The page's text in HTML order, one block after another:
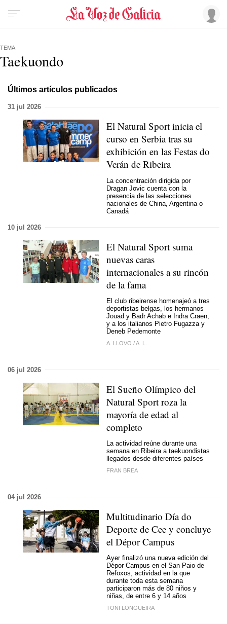
TEMA
Taekuondo
Últimos artículos publicados
31 jul 2026
El Natural Sport inicia el
curso en Serbia tras su
exhibición en las Festas do
Verán de Ribeira
La concentración dirigida por
Dragan Jovic cuenta con la
presencia de las selecciones
nacionales de China, Argentina o
Canadá
10 jul 2026
El Natural Sport suma
nuevas caras
internacionales a su rincón
de la fama
El club ribeirense homenajeó a tres
deportistas belgas, los hermanos
Jouad y Badr Achab e Indra Craen,
y a los italianos Pietro Fugazza y
Deneb Pedemonte
A. LLOVO /A. L.
06 jul 2026
El Sueño Olímpico del
Natural Sport roza la
mayoría de edad al
completo
La actividad reúne durante una
semana en Ribeira a taekuondistas
llegados desde diferentes países
FRAN BREA
04 jul 2026
Multitudinario Día do
Deporte de Cee y concluye
el Dépor Campus
Ayer finalizó una nueva edición del
Dépor Campus en el San Paio de
Refoxos, actividad en la que
durante toda esta semana
participaron más de 80 niños y
niñas, de entre 6 y 14 años
TONI LONGUEIRA